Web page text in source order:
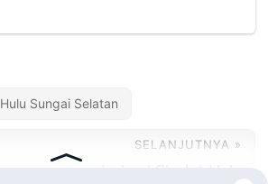
Hulu Sungai Selatan
SELANJUTNYA »